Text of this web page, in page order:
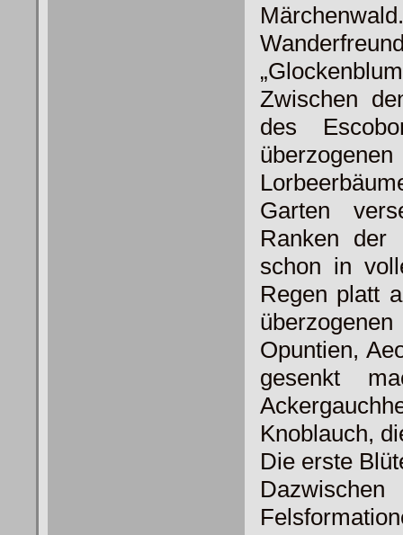
Zwischen
des
Garten
Ranken der
schon in
Regen platt
Opuntien,
gesenkt
Knoblauch,
Die erste